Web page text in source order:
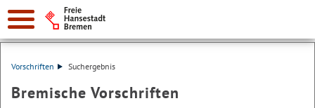
Vorschriften Suchergebnis
Bremische Vorschriften